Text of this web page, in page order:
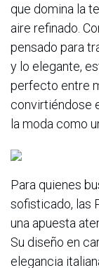
que domina la
aire refinado.
pensado para
y lo elegante,
perfecto entre
convirtiéndose
la moda como
Para quienes
sofisticado, las
una apuesta
Su diseño en
elegancia